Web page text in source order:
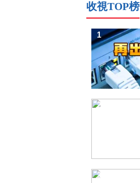
收視TOP榜
1
2
3